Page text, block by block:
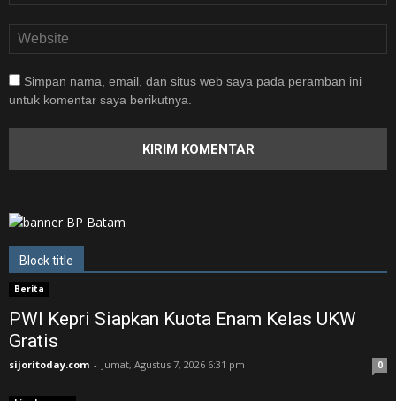
Simpan nama, email, dan situs web saya pada peramban ini
untuk komentar saya berikutnya.
Block title
Berita
PWI Kepri Siapkan Kuota Enam Kelas UKW
Gratis
sijoritoday.com - Jumat, Agustus 7, 2026 6:31 pm 0